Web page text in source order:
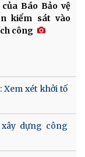
Báo Bảo vệ
kiểm sát vào
công
Xem xét khởi tố
dựng công